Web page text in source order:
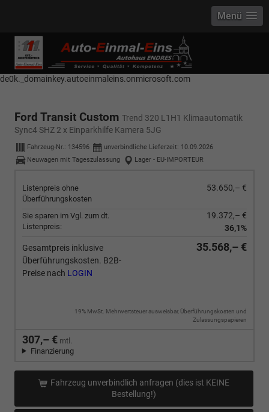
------------ Host Name : selector1._domainkey Points to address or value:
selector1-aee-de0k._domainkey.autoeinmaleins.onmicrosoft.com Host
Name : selector2._domainkey Points to address or value: selector2-aee-
de0k._domainkey.autoeinmaleins.onmicrosoft.com
Menü
Ford Transit Custom Trend 320 L1H1 Klimaautomatik
Sync4 SHZ 2 x Einparkhilfe Kamera 5JG
Fahrzeug-Nr.: 134596 unverbindliche Lieferzeit: 10.09.2026
Neuwagen mit Tageszulassung
Lager - EU-IMPORTEUR
Listenpreis ohne
Überführungskosten
53.650,– €
Sie sparen im Vgl. zum dt.
Listenpreis:
19.372,– €
36,1%
Gesamtpreis inklusive
Überführungskosten. B2B-
Preise nach LOGIN
35.568,– €
19% MwSt. Mehrwertsteuer ausweisbar, Überführungskosten und
Zulassungspapieren
307,– € mtl.
Finanzierung
Fahrzeug unverbindlich anfragen (dies ist KEINE
Bestellung!)